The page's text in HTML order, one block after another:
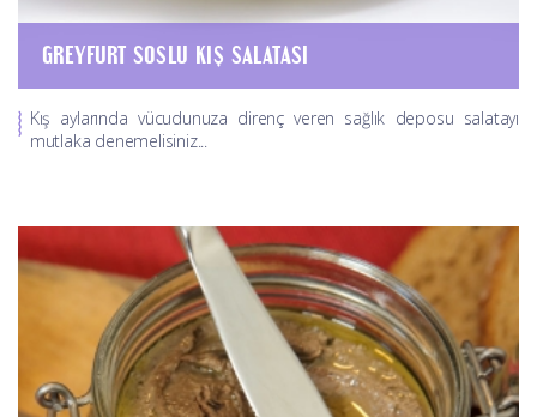
GREYFURT SOSLU KIŞ SALATASI
Kış aylarında vücudunuza direnç veren sağlık deposu salatayı
mutlaka denemelisiniz...